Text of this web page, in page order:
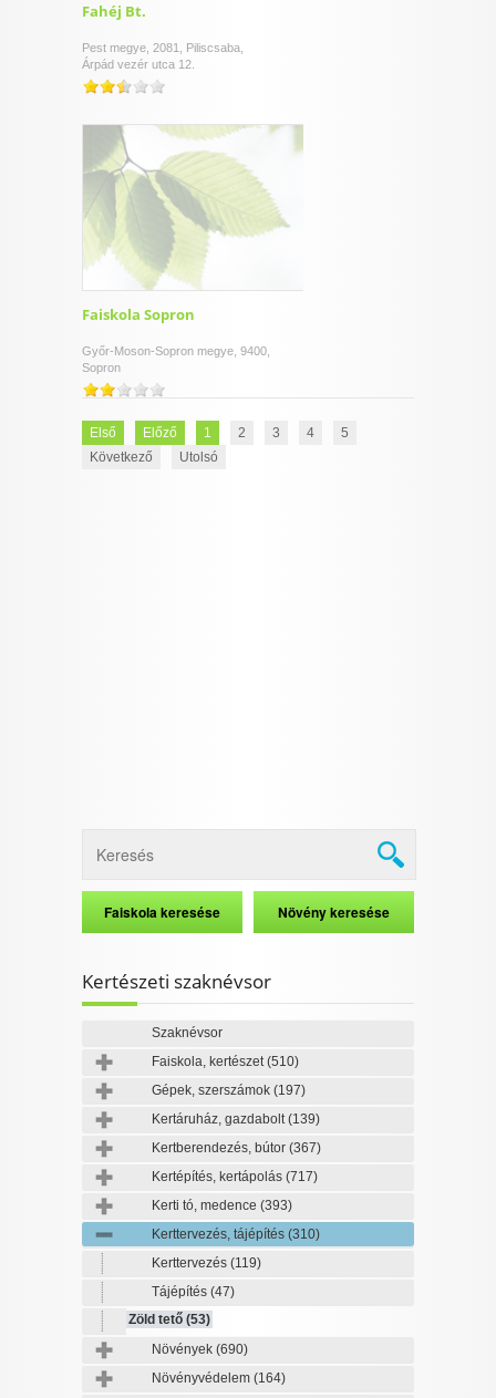
Fahéj Bt.
Pest megye, 2081, Piliscsaba,
Árpád vezér utca 12.
Faiskola Sopron
Győr-Moson-Sopron megye, 9400,
Sopron
Első Előző 1 2 3 4
5
Következő
Utolsó
Kertészeti szaknévsor
Szaknévsor
Faiskola, kertészet(510)
Gépek, szerszámok (197)
Kertáruház, gazdabolt(139)
Kertberendezés, bútor (367)
Kertépítés, kertápolás (717)
Kerti tó, medence (393)
Kerttervezés, tájépítés (310)
Kerttervezés (119)
Tájépítés (47)
Zöld tető (53)
Növények (690)
Növényvédelem (164)